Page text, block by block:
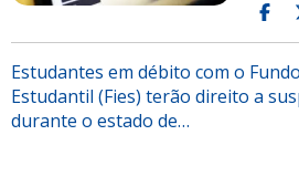
Estudantes em débito com o
Estudantil (Fies) terão direito a
durante o estado de…